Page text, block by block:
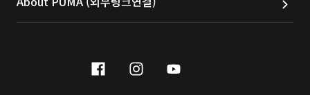
facebook
instagram
youtube